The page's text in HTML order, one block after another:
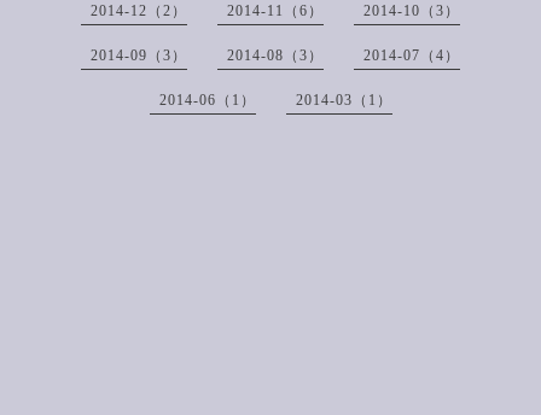
2014-12（2） 2014-11（6） 2014-10（3）
2014-09（3） 2014-08（3） 2014-07（4）
2014-06（1） 2014-03（1）